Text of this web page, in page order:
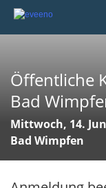
Öffentliche
Bad
Mittwoch, 14.
Bad Wimpfen